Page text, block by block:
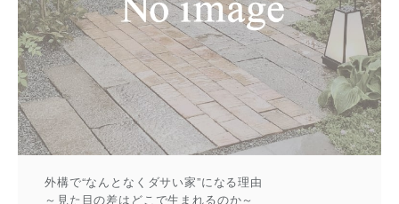
外構で“なんとなくダサい家”になる理由
～見た目の差はどこで生まれるのか～